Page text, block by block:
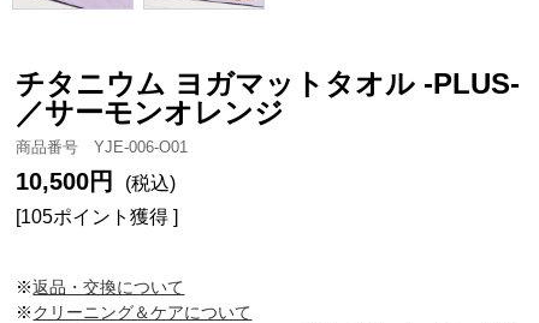
チタニウム ヨガマットタオル -PLUS-
／サーモンオレンジ
商品番号 YJE-006-O01
10,500円
(税込)
[105ポイント獲得 ]
※返品・交換について
※クリーニング＆ケアについて